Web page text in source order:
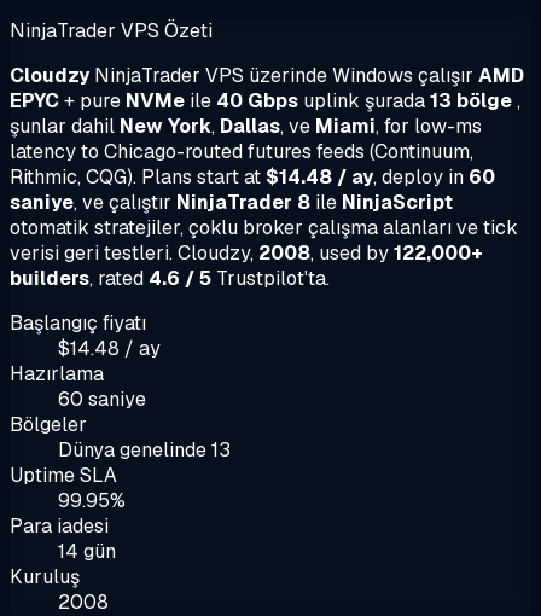
NinjaTrader VPS Özeti
CloudzyNinjaTrader VPS üzerinde Windows çalışır AMD
EPYC+ pure NVMe ile 40 Gbps uplink şurada13 bölge,
şunlar dahil New York, Dallas, ve Miami, for low-ms
latency to Chicago-routed futures feeds (Continuum,
Rithmic, CQG). Plans start at $14.48 / ay, deploy in 60
saniye, ve çalıştır NinjaTrader 8 ile NinjaScript
otomatik stratejiler, çoklu broker çalışma alanları ve tick
verisi geri testleri. Cloudzy, 2008, used by122,000+
builders, rated 4.6 / 5 Trustpilot'ta.
Başlangıç fiyatı
$14.48 / ay
Hazırlama
60 saniye
Bölgeler
Dünya genelinde 13
Uptime SLA
99.95%
Para iadesi
14 gün
Kuruluş
2008